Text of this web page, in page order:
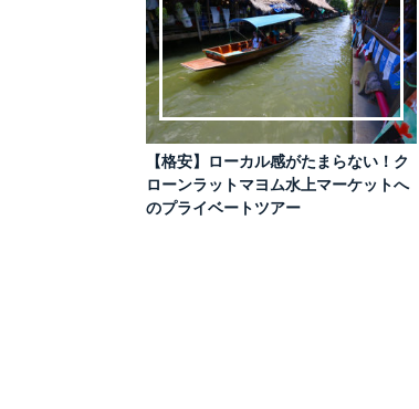
【格安】ローカル感がたまらない！ク
ローンラットマヨム水上マーケットへ
のプライベートツアー